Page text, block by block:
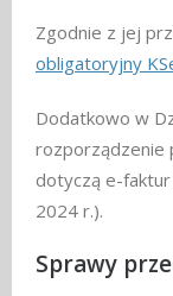
Zgodnie z jej
obligatoryjny
Dodatkowo w
rozporządzenie
dotyczą e-faktur
2024 r.).
Sprawy